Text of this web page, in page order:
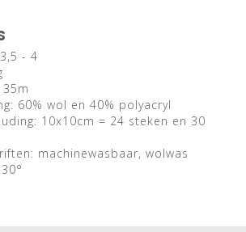
- 4
60% wol en 40% polyacryl
10x10cm = 24 steken en 30
machinewasbaar, wolwas